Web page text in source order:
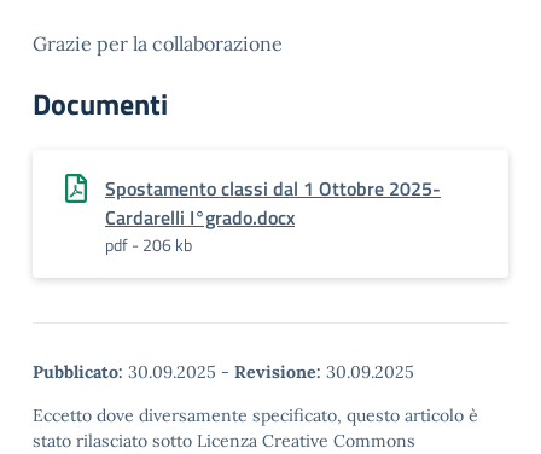
Grazie per la collaborazione
Documenti
Spostamento classi dal 1 Ottobre 2025-
Cardarelli I°grado.docx
pdf - 206 kb
Pubblicato: 30.09.2025 - Revisione: 30.09.2025
Eccetto dove diversamente specificato, questo articolo è
stato rilasciato sotto Licenza Creative Commons